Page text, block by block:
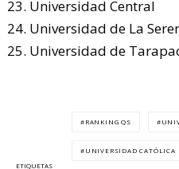
Universidad Central
Universidad de La
Universidad de
ETIQUETAS
RANKING QS
UNIVERSIDAD CATÓLICA